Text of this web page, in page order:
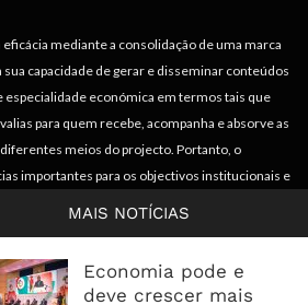
MAIS NOTÍCIAS
Economia pode e
deve crescer mais
mediante a consolidação de uma marca
sua capacidade de gerar e disseminar conteúdos
económica em termos tais que
para quem recebe, acompanha e absorve as
meios do projecto. Portanto, o
importantes para os objectivos institucionais e